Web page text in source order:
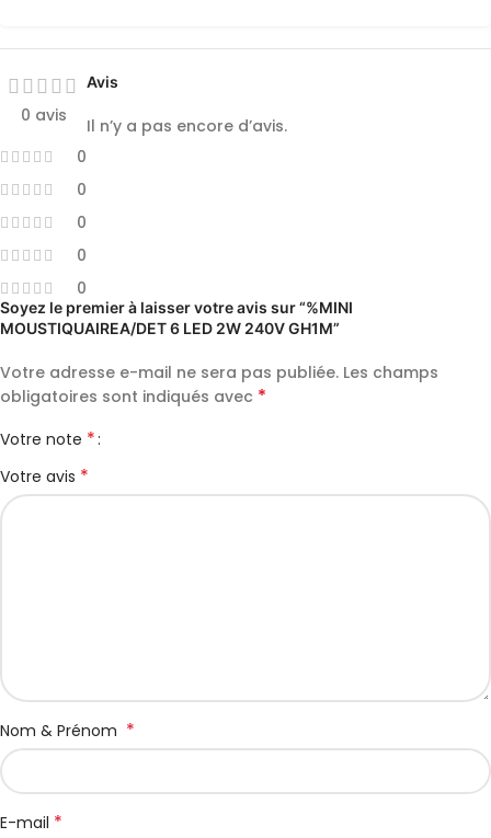
0 avis
0
0
0
0
0
Avis
Il n’y a pas encore d’avis.
Soyez le premier à laisser votre avis sur “%MINI
MOUSTIQUAIREA/DET 6 LED 2W 240V GH1M”
Votre adresse e-mail ne sera pas publiée. Les champs
obligatoires sont indiqués avec *
Votre note *
Votre avis *
Nom & Prénom *
E-mail *